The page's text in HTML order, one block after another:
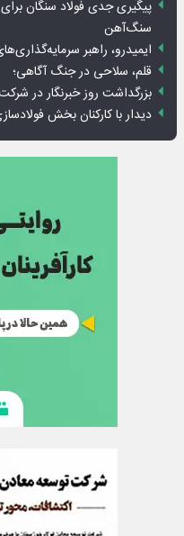
پیگیری جدی فولاد سنگان
سنگ‌آهن
ایمیدرو، راهبر
قلم، سلاحی در جنگ آگاهی؛
بزرگداشت روز خبرنگار در
دیدار با کارکنان بخش